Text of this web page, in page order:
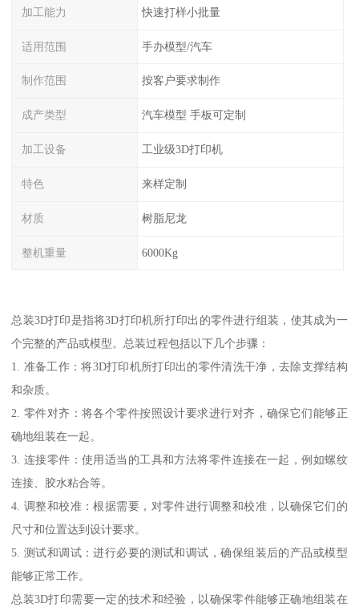
加工能力 快速打样小批量
适用范围 手办模型/汽车
制作范围 按客户要求制作
成产类型 汽车模型 手板可定制
加工设备 工业级3D打印机
特色 来样定制
材质 树脂尼龙
整机重量 6000Kg
总装3D打印是指将3D打印机所打印出的零件进行组装，使其成为一
个完整的产品或模型。总装过程包括以下几个步骤：
1. 准备工作：将3D打印机所打印出的零件清洗干净，去除支撑结构
和杂质。
2. 零件对齐：将各个零件按照设计要求进行对齐，确保它们能够正
确地组装在一起。
3. 连接零件：使用适当的工具和方法将零件连接在一起，例如螺纹
连接、胶水粘合等。
4. 调整和校准：根据需要，对零件进行调整和校准，以确保它们的
尺寸和位置达到设计要求。
5. 测试和调试：进行必要的测试和调试，确保组装后的产品或模型
能够正常工作。
总装3D打印需要一定的技术和经验，以确保零件能够正确地组装在